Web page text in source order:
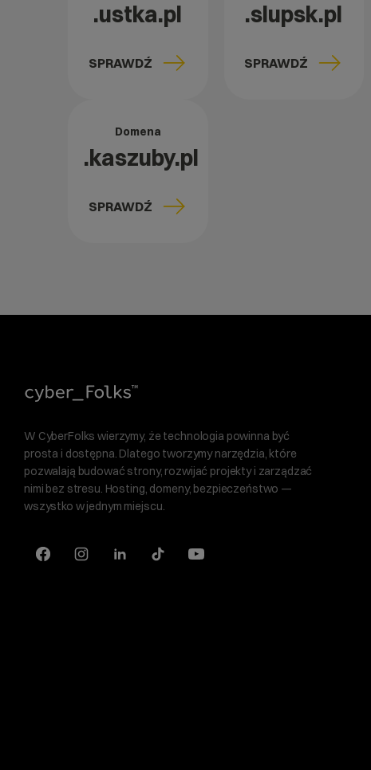
.ustka.pl
SPRAWDŹ
.slupsk.pl
SPRAWDŹ
Domena
.kaszuby.pl
SPRAWDŹ
W CyberFolks wierzymy, że technologia powinna być
prosta i dostępna. Dlatego tworzymy narzędzia, które
pozwalają budować strony, rozwijać projekty i zarządzać
nimi bez stresu. Hosting, domeny, bezpieczeństwo —
wszystko w jednym miejscu.